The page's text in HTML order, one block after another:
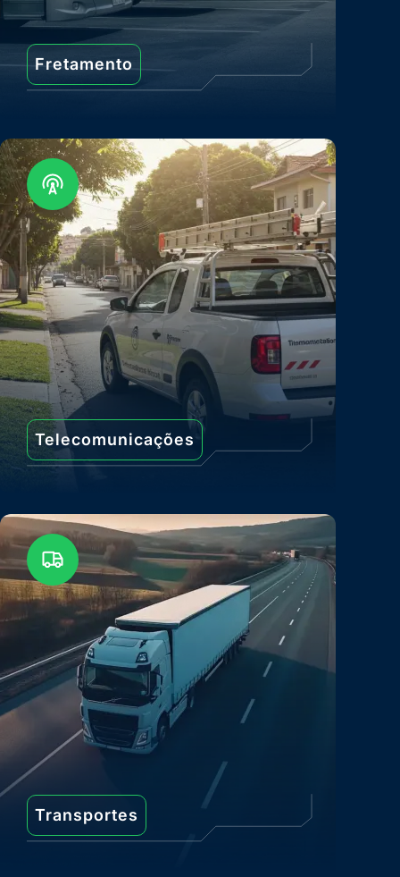
Fretamento
Telecomunicações
Transportes